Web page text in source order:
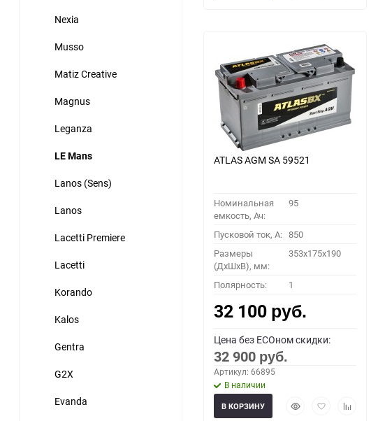
Nexia
Musso
Matiz Creative
Magnus
Leganza
LE Mans
Lanos (Sens)
Lanos
Lacetti Premiere
Lacetti
Korando
Kalos
Gentra
G2X
Evanda
ATLAS AGM SA 59521
Номинальная
емкость, Ач:
95
Пусковой ток, A: 850
Размеры
(ДхШхВ), мм:
353x175x190
Полярность: 1
32 100 руб.
Цена без ECOном скидки:
32 900 руб.
Артикул: 66895
В наличии
БыстрыйДобавитьДобавить
В КОРЗИНУ